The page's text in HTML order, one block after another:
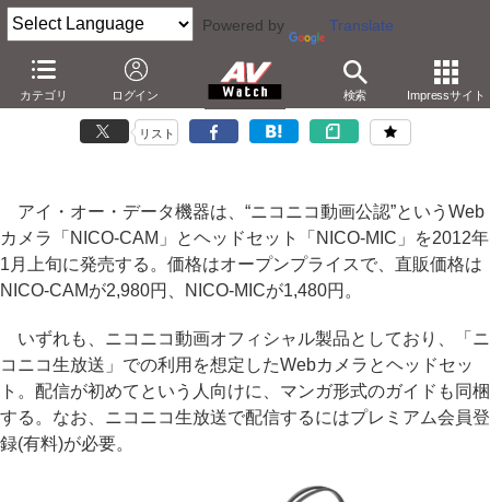
Powered by Translate
カテゴリ ログイン 検索 Impressサイト
アイ・オー、「ニコ動公認」のWebカメラとヘッドセット
－ニコ生配信向け。マンガ形式のガイドを付属
リスト
アイ・オー・データ機器は、“ニコニコ動画公認”というWeb
カメラ「NICO-CAM」とヘッドセット「NICO-MIC」を2012年
1月上旬に発売する。価格はオープンプライスで、直販価格は
NICO-CAMが2,980円、NICO-MICが1,480円。
いずれも、ニコニコ動画オフィシャル製品としており、「ニ
コニコ生放送」での利用を想定したWebカメラとヘッドセッ
ト。配信が初めてという人向けに、マンガ形式のガイドも同梱
する。なお、ニコニコ生放送で配信するにはプレミアム会員登
録(有料)が必要。